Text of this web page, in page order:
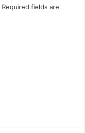
Required fields are